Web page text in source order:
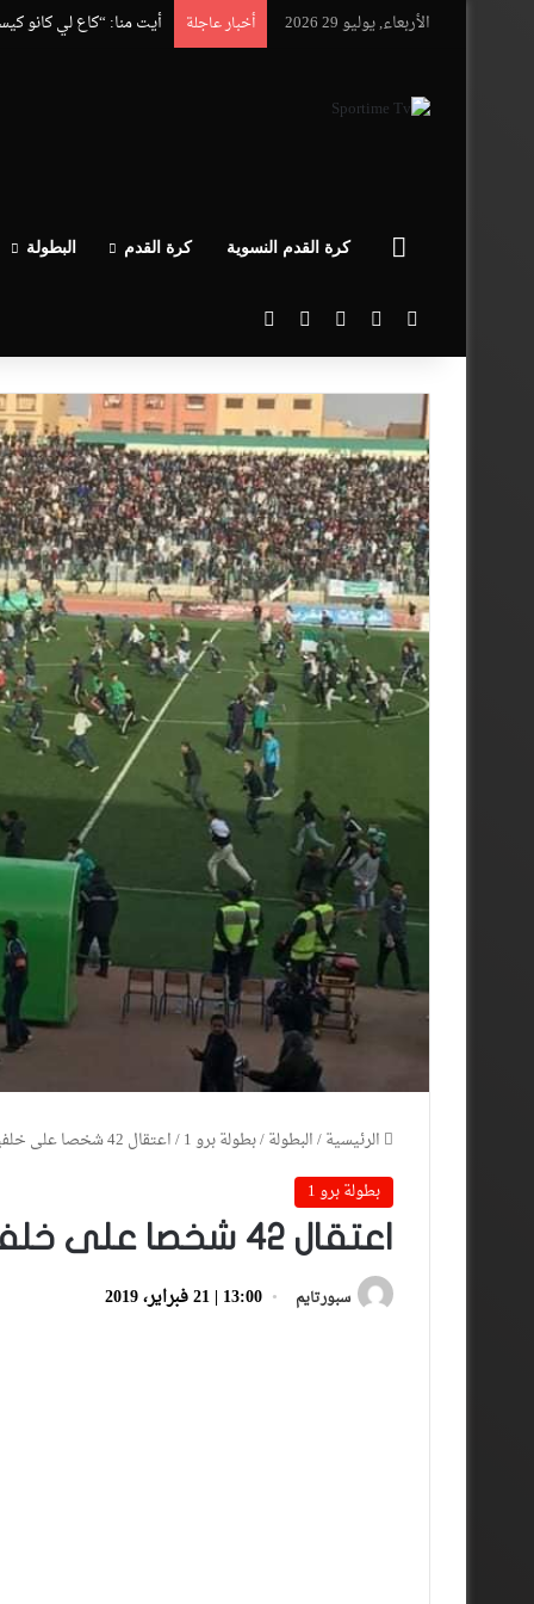
الأربعاء, يوليو 29 2026 أخبار عاجلة أيت منا: “كاع لي كانو
الرئيسيةكرة القدم النسوية كرة القدم البطولة
فيسبوك ‫YouTubeانستقرام
الرئيسية/البطولة/بطولة برو 1 /اعتقال 42 شخصا على خلفية أحداث “كلاسيكو” الشرق
بطولة برو 1
اعتقال 42 شخصا على خلفية أحداث “كلاسيكو” الشرق
سبورتايم 13:00 | 21 فبراير، 2019